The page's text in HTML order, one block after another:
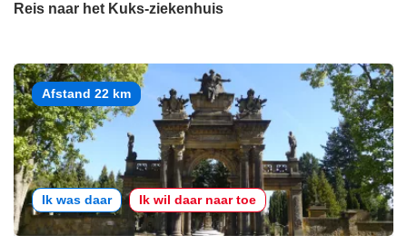
Reis naar het Kuks-ziekenhuis
Afstand 22 km
Ik was daar Ik wil daar naar toe